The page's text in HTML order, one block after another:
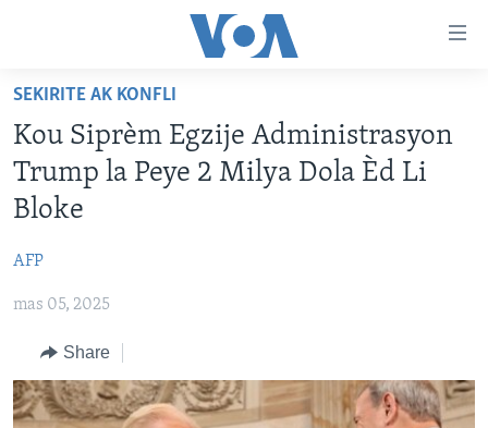
Skip
main
content
Skip
to
main
Skip
Search
LÈZETAZINI
AMERIK LATIN
VIDEO
FLASHPOINT IKRÈN
Learning English
SEKIRITE AK KONFLI
Kou Siprèm Egzije Administrasyon
Trump la Peye 2 Milya Dola Èd Li
Bloke
AFP
mas 05, 2025
Share